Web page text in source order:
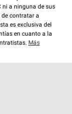
ni a ninguna de sus
de contratar a
es exclusiva del
en cuanto a la
Más